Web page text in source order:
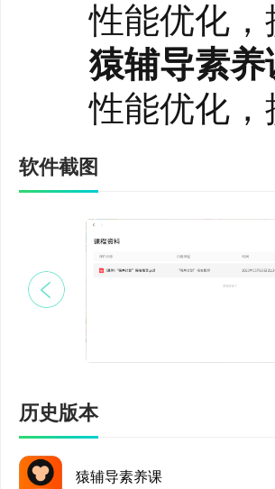
3、新双语：
依托原版读物
握词汇、语法
帮助孩子拓展
性能优化，
猿辅导素
性能优化，
软件截图
历史版本
猿辅导素养课